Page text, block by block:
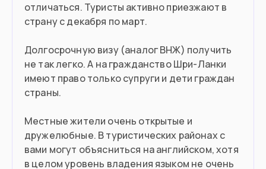
отличаться. Туристы активно приезжают в
страну с декабря по март.
Долгосрочную визу (аналог ВНЖ) получить
не так легко. А на гражданство Шри-Ланки
имеют право только супруги и дети граждан
страны.
Местные жители очень открытые и
дружелюбные. В туристических районах с
вами могут объясниться на английском, хотя
в целом уровень владения языком не очень